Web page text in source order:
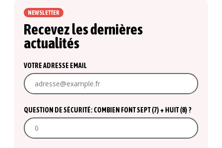
NEWSLETTER
Recevez les dernières
actualités
VOTRE ADRESSE EMAIL
QUESTION DE SÉCURITÉ: COMBIEN FONT SEPT (7) + HUIT (8) ?